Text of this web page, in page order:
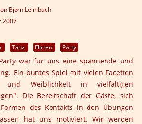
Bjørn Leimbach
2007
Tanz Flirten Party
war für uns eine spannende und
Ein buntes Spiel mit vielen Facetten
und Weiblichkeit in vielfältigen
Die Bereitschaft der Gäste, sich
des Kontakts in den Übungen
hat uns motiviert. Wir werden